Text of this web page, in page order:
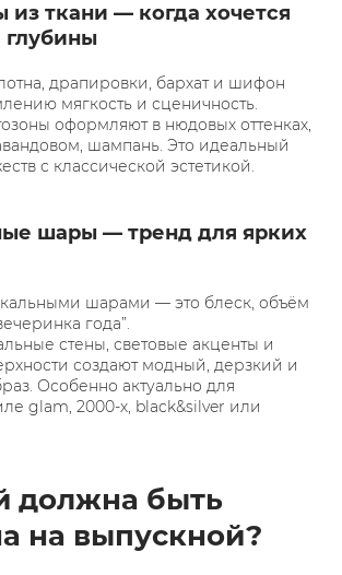
из ткани — когда хочется
драпировки, бархат и шифон
мягкость и сценичность.
оформляют в нюдовых оттенках,
шампань. Это идеальный
с классической эстетикой.
шары — тренд для ярких
шарами — это блеск, объём
года”.
стены, световые акценты и
создают модный, дерзкий и
Особенно актуально для
glam, 2000-х, black&silver или
должна быть
на выпускной?